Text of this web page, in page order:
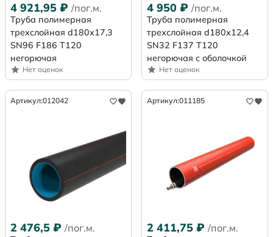
4 921,95 ₽ /пог.м.
Труба полимерная
трехслойная d180х17,3
SN96 F186 Т120
негорючая
Нет оценок
4 950 ₽ /пог.м.
Труба полимерная
трехслойная d180х12,4
SN32 F137 Т120
негорючая с оболочкой
Нет оценок
Артикул:012042
2 476,5 ₽ /пог.м.
Артикул:011185
2 411,75 ₽ /пог.м.